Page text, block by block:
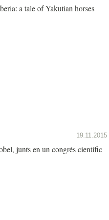
a tale of Yakutian horses
19.11.2015
junts en un congrés científic